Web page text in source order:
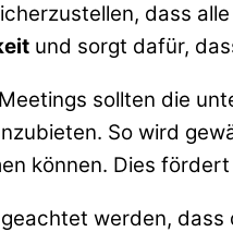
dass
und sorgt dafür,
sollten die
So wird
können. Dies
werden,